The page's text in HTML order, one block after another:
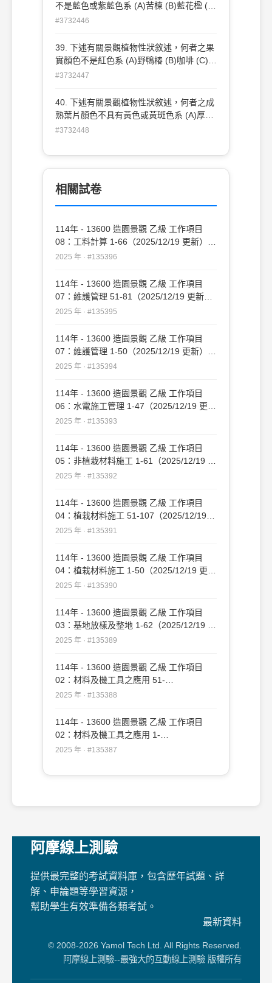
不是藍色或紫藍色系 (A)苦楝 (B)藍花楹 (C)
相思樹 (D)金露花 。
#3732446
39. 下述有關景觀植物性狀敘述，何者之果
實顏色不是紅色系 (A)野鴨椿 (B)咖啡 (C)山
桐子 (D)草海桐 。
#3732447
40. 下述有關景觀植物性狀敘述，何者之成
熟葉片顏色不具有黃色或黃斑色系 (A)厚葉
石斑木 (B)香冠柏 (C)斑葉月桃 (D)黃金葉
#3732448
相關試卷
114年 - 13600 造園景觀 乙級 工作項目
08：工料計算 1-66（2025/12/19 更新）
#135396
2025 年 · #135396
114年 - 13600 造園景觀 乙級 工作項目
07：維護管理 51-81（2025/12/19 更新）
#135395
2025 年 · #135395
114年 - 13600 造園景觀 乙級 工作項目
07：維護管理 1-50（2025/12/19 更新）
#135394
2025 年 · #135394
114年 - 13600 造園景觀 乙級 工作項目
06：水電施工管理 1-47（2025/12/19 更
新）#135393
2025 年 · #135393
114年 - 13600 造園景觀 乙級 工作項目
05：非植栽材料施工 1-61（2025/12/19 更
新）#135392
2025 年 · #135392
114年 - 13600 造園景觀 乙級 工作項目
04：植栽材料施工 51-107（2025/12/19
更新）#135391
2025 年 · #135391
114年 - 13600 造園景觀 乙級 工作項目
04：植栽材料施工 1-50（2025/12/19 更
新）#135390
2025 年 · #135390
114年 - 13600 造園景觀 乙級 工作項目
03：基地放樣及整地 1-62（2025/12/19 更
新）#135389
2025 年 · #135389
114年 - 13600 造園景觀 乙級 工作項目
02：材料及機工具之應用 51-
109（2025/12/19 更新）#135388
2025 年 · #135388
114年 - 13600 造園景觀 乙級 工作項目
02：材料及機工具之應用 1-
50（2025/12/19 更新）#135387
2025 年 · #135387
阿摩線上測驗
提供最完整的考試資料庫，包含歷年試題、詳
解、申論題等學習資源，
幫助學生有效準備各類考試。
最新資料
© 2008-2026 Yamol Tech Ltd. All Rights Reserved.
阿摩線上測驗--最強大的互動線上測驗 版權所有